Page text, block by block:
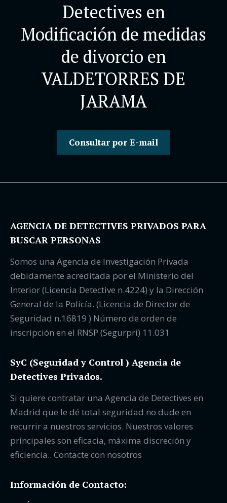
Detectives en
Modificación de medidas
de divorcio en
VALDETORRES DE
JARAMA
Consultar por E-mail
AGENCIA DE DETECTIVES PRIVADOS PARA
BUSCAR PERSONAS
Somos una Agencia de Investigación Privada
debidamente acreditada por el Ministerio del
Interior (Licencia Detective n.4224) y la Dirección
General de la Policía. (Licencia de Director de
Seguridad n.16819 ) Número de orden de
inscripción en el RNSP (Segurpri) 11.031
SyC (Seguridad y Control ) Agencia de
Detectives Privados.
Si quiere contratar una Agencia de Detectives en
Madrid que le dé total seguridad no dude en
recurrir a nuestros servicios. Nuestros valores
principales son eficacia, máxima discreción y
eficiencia.. Contacte con nosotros
Información de Contacto: